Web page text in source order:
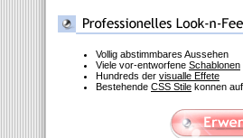
Vollig abstimmbares Aussehen
Viele vor-entworfene Schablonen
Hundreds der visualle Effete
Bestehende CSS Stile konnen